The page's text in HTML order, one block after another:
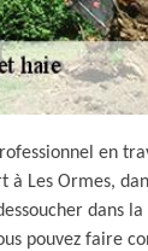
en
à Les Ormes,
dans
pouvez faire